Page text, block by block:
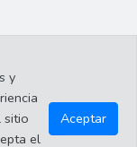
y
sitio
el
Aceptar